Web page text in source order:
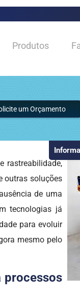
Produtos
um Orçamento
rastreabilidade,
outras soluções
de uma
tecnologias já
para evoluir
mesmo pelo
processos